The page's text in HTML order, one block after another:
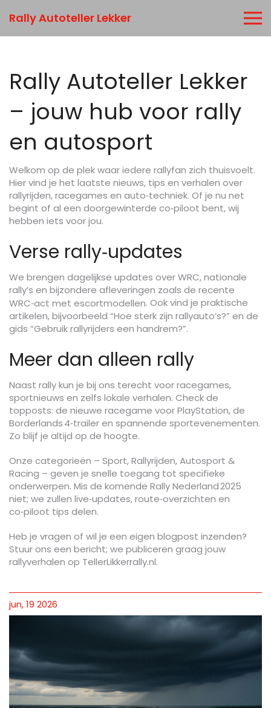
Rally Autoteller Lekker
Rally Autoteller Lekker
– jouw hub voor rally
en autosport
Welkom op de plek waar iedere rallyfan zich thuisvoelt.
Hier vind je het laatste nieuws, tips en verhalen over
rallyrijden, racegames en auto‑techniek. Of je nu net
begint of al een doorgewinterde co‑piloot bent, wij
hebben iets voor jou.
Verse rally‑updates
We brengen dagelijkse updates over WRC, nationale
rally’s en bijzondere afleveringen zoals de recente
WRC‑act met escortmodellen. Ook vind je praktische
artikelen, bijvoorbeeld “Hoe sterk zijn rallyauto’s?” en de
gids “Gebruik rallyrijders een handrem?”.
Meer dan alleen rally
Naast rally kun je bij ons terecht voor racegames,
sportnieuws en zelfs lokale verhalen. Check de
topposts: de nieuwe racegame voor PlayStation, de
Borderlands 4‑trailer en spannende sportevenementen.
Zo blijf je altijd op de hoogte.
Onze categorieën – Sport, Rallyrijden, Autosport &
Racing – geven je snelle toegang tot specifieke
onderwerpen. Mis de komende Rally Nederland 2025
niet; we zullen live‑updates, route‑overzichten en
co‑piloot tips delen.
Heb je vragen of wil je een eigen blogpost inzenden?
Stuur ons een bericht; we publiceren graag jouw
rallyverhalen op TellerLikkerrally.nl.
jun, 19 2026